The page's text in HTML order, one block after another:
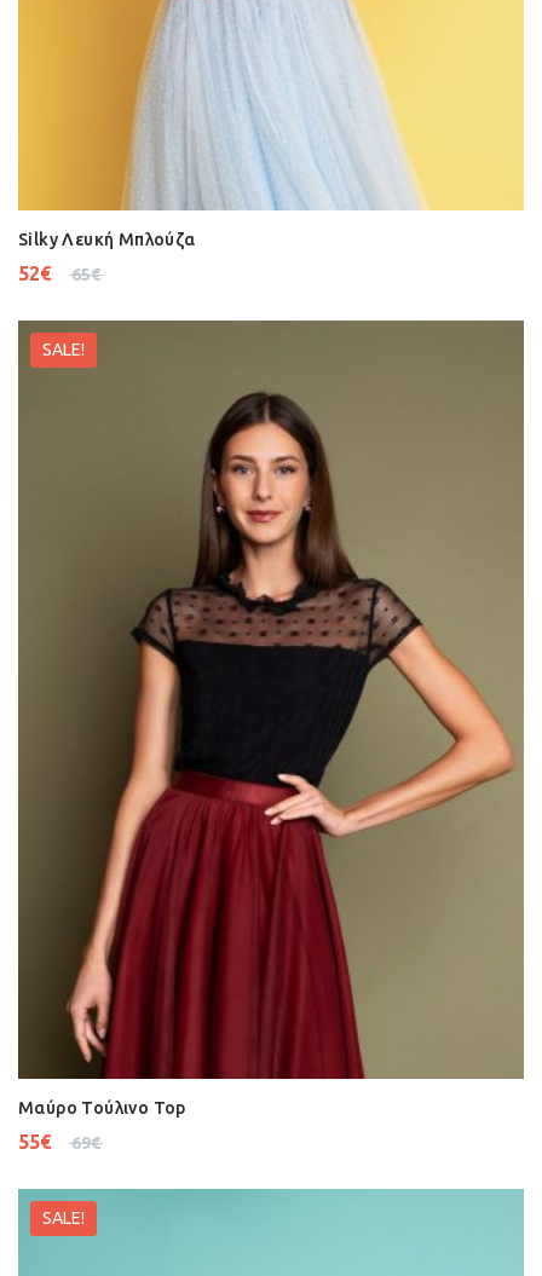
Silky Λευκή Μπλούζα
65€
52€
SALE!
Μαύρο Τούλινο Top
69€
55€
SALE!